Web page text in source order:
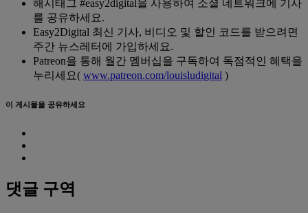
해시태그 #easy2digital을 사용하여 소셜 네트워크에 기사
를 공유하세요.
Easy2Digital 최신 기사, 비디오 및 할인 코드를 받으려면
주간 뉴스레터에 가입하세요.
Patreon을 통해 월간 멤버십을 구독하여 독점적인 혜택을
누리세요( www.patreon.com/louisludigital )
이 게시물을 공유하세요
댓글 구역